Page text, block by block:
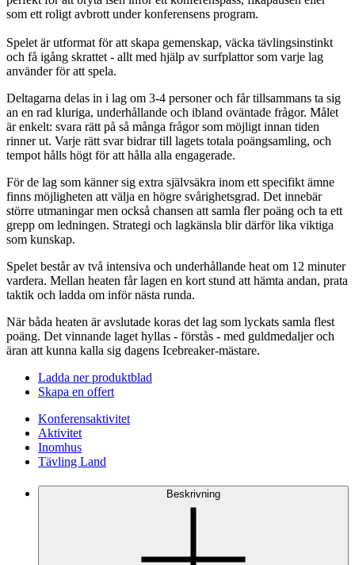
som ett roligt avbrott under konferensens program.
Spelet är utformat för att skapa gemenskap, väcka tävlingsinstinkt
och få igång skrattet - allt med hjälp av surfplattor som varje lag
använder för att spela.
Deltagarna delas in i lag om 3-4 personer och får tillsammans ta sig
an en rad kluriga, underhållande och ibland oväntade frågor. Målet
är enkelt: svara rätt på så många frågor som möjligt innan tiden
rinner ut. Varje rätt svar bidrar till lagets totala poängsamling, och
tempot hålls högt för att hålla alla engagerade.
För de lag som känner sig extra självsäkra inom ett specifikt ämne
finns möjligheten att välja en högre svårighetsgrad. Det innebär
större utmaningar men också chansen att samla fler poäng och ta ett
grepp om ledningen. Strategi och lagkänsla blir därför lika viktiga
som kunskap.
Spelet består av två intensiva och underhållande heat om 12 minuter
vardera. Mellan heaten får lagen en kort stund att hämta andan, prata
taktik och ladda om inför nästa runda.
När båda heaten är avslutade koras det lag som lyckats samla flest
poäng. Det vinnande laget hyllas - förstås - med guldmedaljer och
äran att kunna kalla sig dagens Icebreaker-mästare.
Ladda ner produktblad
Skapa en offert
Konferensaktivitet
Aktivitet
Inomhus
Tävling Land
Beskrivning